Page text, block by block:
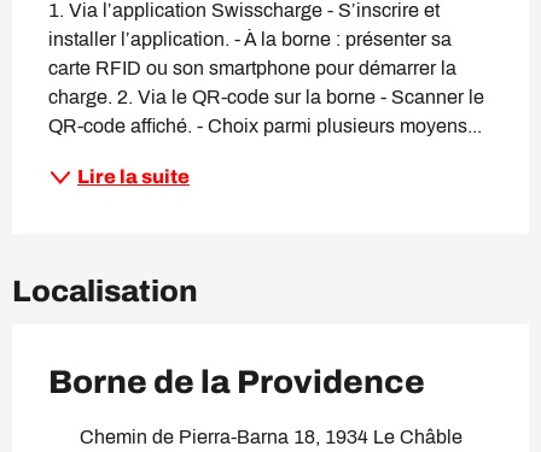
1. Via l’application Swisscharge - S’inscrire et
installer l’application. - À la borne : présenter sa
carte RFID ou son smartphone pour démarrer la
charge. 2. Via le QR-code sur la borne - Scanner le
QR-code affiché. - Choix parmi plusieurs moyens...
Lire la suite
Localisation
Borne de la Providence
Chemin de Pierra-Barna 18, 1934 Le Châble